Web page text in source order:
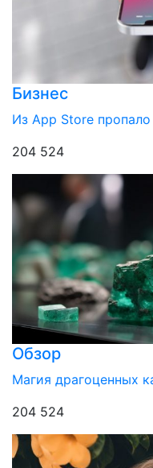
Бизнес
Из App Store
204 524
Обзор
Магия драгоценных
204 524